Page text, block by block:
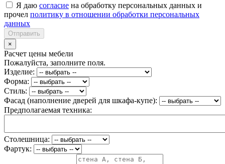
Я даю согласие на обработку персональных данных и
прочел политику в отношении обработки персональных
данных
Отправить
×
Расчет цены мебели
Пожалуйста, заполните поля.
Изделие:
Форма:
Стиль:
Фасад (наполнение дверей для шкафа-купе):
Предполагаемая техника:
Столешница:
Фартук: